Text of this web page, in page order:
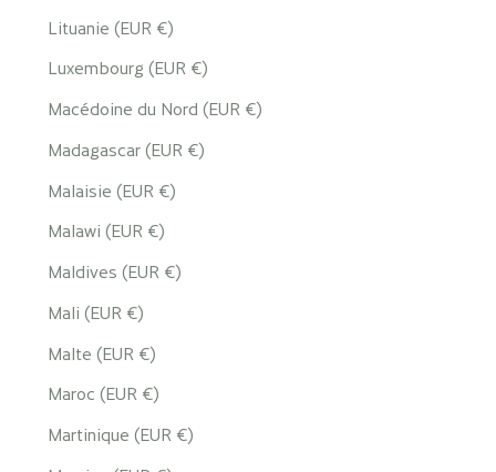
Lituanie (EUR €)
Luxembourg (EUR €)
Macédoine du Nord (EUR €)
Madagascar (EUR €)
Malaisie (EUR €)
Malawi (EUR €)
Maldives (EUR €)
Mali (EUR €)
Malte (EUR €)
Maroc (EUR €)
Martinique (EUR €)